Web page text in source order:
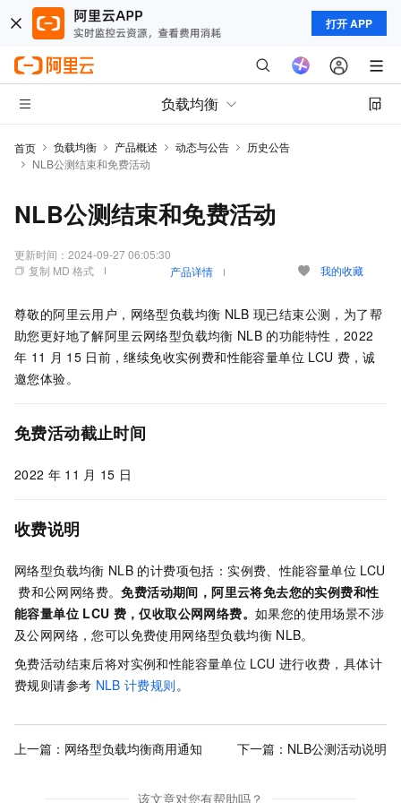
打开 APP
负载均衡
首页 负载均衡 产品概述 动态与公告
历史公告
NLB公测结束和免费活动
NLB公测结束和免费活动
更新时间： 2024-09-27 06:05:30
复制 MD 格式
产品详情 我的收藏
尊敬的阿里云用户， 网络型负载均衡 NLB 现已结束公测，为了帮
助您更好地了解阿里云网络型负载均衡 NLB 的功能特性，2022
年 11 月 15 日前，继续免收实例费和性能容量单位 LCU 费，诚
邀您体验。
免费活动截止时间
2022 年 11 月 15 日
收费说明
网络型负载均衡 NLB 的计费项包括：实例费、性能容量单位 LCU
费和公网网络费。免费活动期间，阿里云将免去您的实例费和性
能容量单位 LCU 费，仅收取公网网络费。 如果您的使用场景不涉
及公网网络，您可以免费使用网络型负载均衡 NLB。
免费活动结束后将对实例和性能容量单位 LCU 进行收费，具体计
费规则请参考 NLB 计费规则。
上一篇： 网络型负载均衡商用通知 下一篇： NLB公测活动说明
该文章对您有帮助吗？